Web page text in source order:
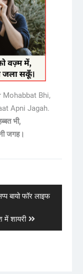
Mohabbat Bhi,
Apni Jagah.
भी,
जगह।
बायो फॉर लाइफ
शायरी